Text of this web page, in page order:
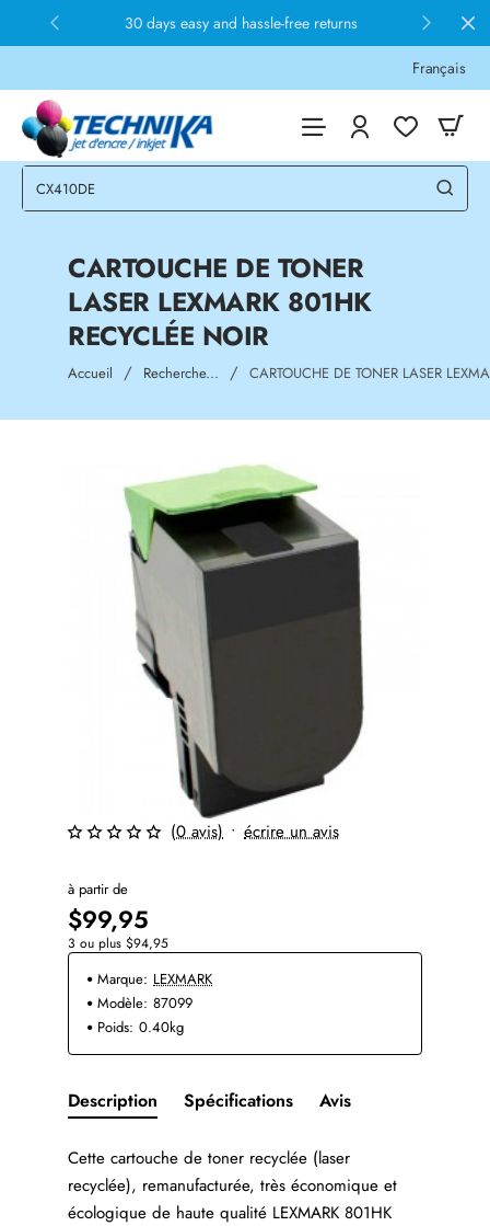
30 days easy and hassle-free returns
Français
CARTOUCHE DE TONER
LASER LEXMARK 801HK
RECYCLÉE NOIR
Accueil homeRecherche... CARTOUCHE DE TONER LASER
(0 avis) • écrire un avis
à partir de
$99,95
3 ou plus $94,95
Marque: LEXMARK
Modèle: 87099
Poids: 0.40kg
Description Spécifications Avis
Cette cartouche de toner recyclée (laser
recyclée), remanufacturée, très économique et
écologique de haute qualité LEXMARK 801HK